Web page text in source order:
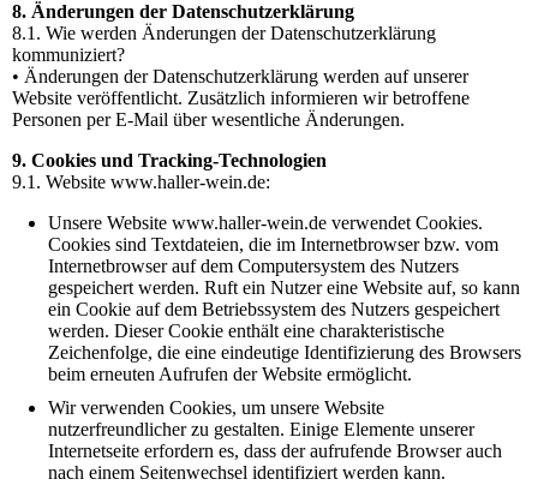
8. Änderungen der Datenschutzerklärung
8.1. Wie werden Änderungen der Datenschutzerklärung
kommuniziert?
• Änderungen der Datenschutzerklärung werden auf unserer
Website veröffentlicht. Zusätzlich informieren wir betroffene
Personen per E-Mail über wesentliche Änderungen.
9. Cookies und Tracking-Technologien
9.1. Website www.haller-wein.de:
Unsere Website www.haller-wein.de verwendet Cookies.
Cookies sind Textdateien, die im Internetbrowser bzw. vom
Internetbrowser auf dem Computersystem des Nutzers
gespeichert werden. Ruft ein Nutzer eine Website auf, so kann
ein Cookie auf dem Betriebssystem des Nutzers gespeichert
werden. Dieser Cookie enthält eine charakteristische
Zeichenfolge, die eine eindeutige Identifizierung des Browsers
beim erneuten Aufrufen der Website ermöglicht.
Wir verwenden Cookies, um unsere Website
nutzerfreundlicher zu gestalten. Einige Elemente unserer
Internetseite erfordern es, dass der aufrufende Browser auch
nach einem Seitenwechsel identifiziert werden kann.